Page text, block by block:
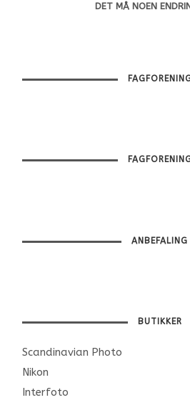
DET MÅ NOEN
ANBEFALING
BUTIKKER
Scandinavian Photo
Nikon
Interfoto